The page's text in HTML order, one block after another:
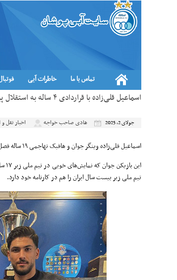
تماس با ما خاطرات آبی
اسماعیل قلی‌زاده با قراردادی ۴ ساله به استقلال پیوست
جولای 2, 2025 هادی صاحب خواجه اخبار نقل و
اسماعیل قلی‌زاده وینگر جوان و هافبک تهاجمی ۱۹ ساله فصل گذشته شمس آذر قزوین، با عقد قراردادی ۴ ساله به استقلال پیوست.
تیم ملی زیر بیست سال ایران را هم در کارنامه خود دارد.